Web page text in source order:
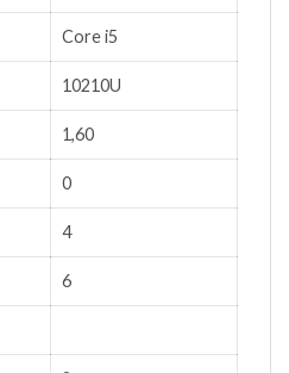
Core i5
10210U
1,60
0
4
6